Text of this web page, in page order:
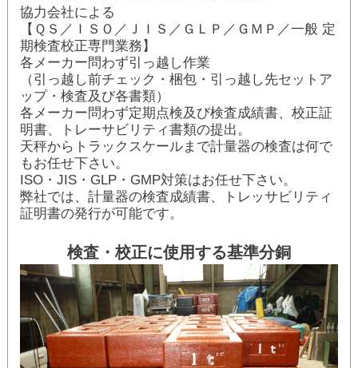
協力会社による
【ＱＳ／ＩＳＯ／ＪＩＳ／ＧＬＰ／ＧＭＰ／一般 定
期検査校正専門業務】
各メーカー問わず引っ越し作業
（引っ越し前チェック・梱包・引っ越し先セットア
ップ・検査及び各書類）
各メーカー問わず定期点検及び検査成績書、校正証
明書、トレーサビリティ書類の提出。
天秤からトラックスケールまで計量器の検査は何で
もお任せ下さい。
ISO・JIS・GLP・GMP対策はお任せ下さい。
弊社では、計量器の検査成績書、トレッサビリティ
証明書の発行が可能です。
検査・校正に使用する基準分銅